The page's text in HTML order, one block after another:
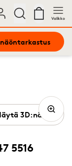
Valikko
5516
3D:nä